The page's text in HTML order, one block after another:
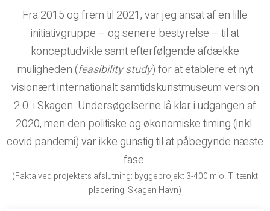
Fra 2015 og frem til 2021, var jeg ansat af en lille
initiativgruppe – og senere bestyrelse – til at
konceptudvikle samt efterfølgende afdække
muligheden (feasibility study) for at etablere et nyt
visionært internationalt samtidskunstmuseum version
2.0. i Skagen. Undersøgelserne lå klar i udgangen af
2020, men den politiske og økonomiske timing (inkl.
covid pandemi) var ikke gunstig til at påbegynde næste
fase.
(Fakta ved projektets afslutning: byggeprojekt 3-400 mio. Tiltænkt
placering: Skagen Havn)